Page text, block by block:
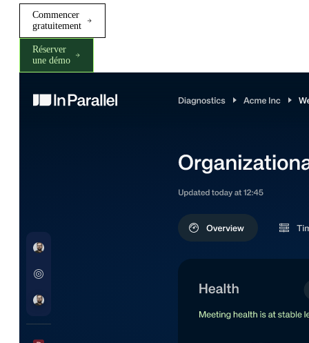
Commencer
gratuitement
Réserver
une démo